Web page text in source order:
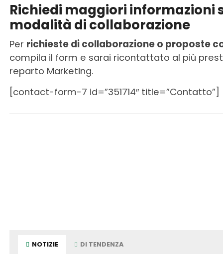
Richiedi maggiori informazioni
modalità di collaborazione
Per richieste di collaborazione o proposte
compila il form e sarai ricontattato al più
reparto Marketing.
[contact-form-7 id=”351714″ title=”Contatto”]
NOTIZIE DI TENDENZA